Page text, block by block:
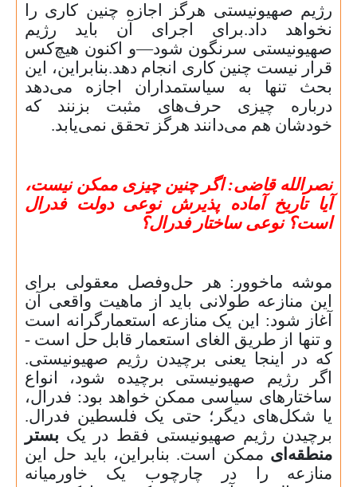
رژیم صهیونیستی هرگز اجازه چنین کاری را
نخواهد داد.برای اجرای آن باید رژیم
صهیونیستی سرنگون شود—و اکنون هیچ‌کس
قرار نیست چنین کاری انجام دهد.بنابراین، این
بحث تنها به سیاستمداران اجازه می‌دهد
درباره چیزی حرف‌های مثبت بزنند که
خودشان هم می‌دانند هرگز تحقق نمی‌یابد.
نصرالله قاضی: اگر چنین چیزی ممکن نیست،
آیا تاریخ آماده پذیرش نوعی دولت فدرال
است؟ نوعی ساختار فدرال؟
موشه ماخوور: هر حل‌وفصل معقولی برای
این منازعه طولانی باید از ماهیت واقعی آن
آغاز شود: این یک منازعه استعمارگرانه است
و تنها از طریق الغای استعمار قابل حل است -
که در اینجا یعنی برچیدن رژیم صهیونیستی.
اگر رژیم صهیونیستی برچیده شود، انواع
ساختارهای سیاسی ممکن خواهد بود: فدرال،
یا شکل‌های دیگر؛ حتی یک فلسطین فدرال.
برچیدن رژیم صهیونیستی فقط در یک بستر
منطقه‌ای ممکن است. بنابراین، باید حل این
منازعه را در چارچوب یک خاورمیانه